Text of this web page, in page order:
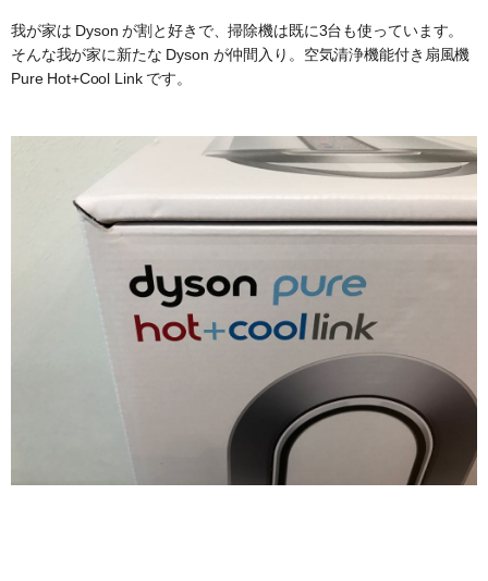
我が家は Dyson が割と好きで、掃除機は既に3台も使っています。
そんな我が家に新たな Dyson が仲間入り。空気清浄機能付き扇風機
Pure Hot+Cool Link です。